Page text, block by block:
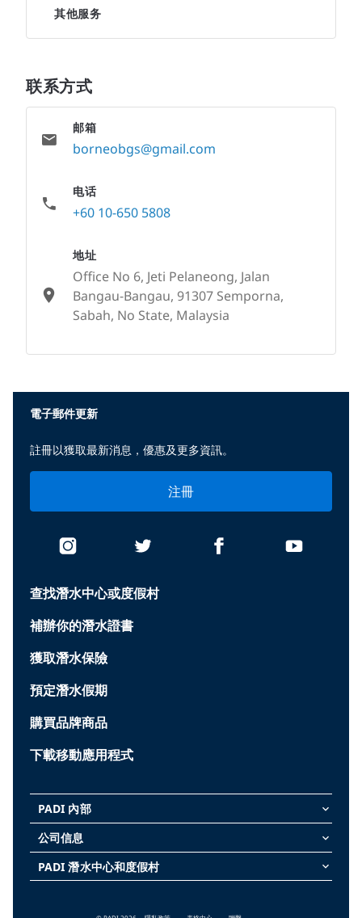
其他服务
联系方式
邮箱
borneobgs@gmail.com
电话
+60 10-650 5808
地址
Office No 6, Jeti Pelaneong, Jalan
Bangau-Bangau, 91307 Semporna,
Sabah, No State, Malaysia
查找潛水中心或度假村
補辦你的潛水證書
獲取潛水保險
預定潛水假期
購買品牌商品
下載移動應用程式
PADI 內部 keyboard_arrow_down
公司信息 keyboard_arrow_down
PADI 潛水中心和度假村 keyboard_arrow_down
電子郵件更新
註冊以獲取最新消息，優惠及更多資訊。
注冊